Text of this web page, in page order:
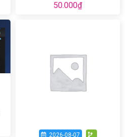
50.000₫
2026-08-07